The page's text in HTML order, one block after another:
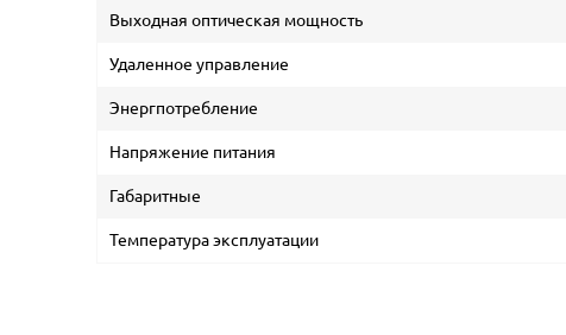
Выходная оптическая мощность
Удаленное управление
Энергпотребление
Напряжение питания
Габаритные
Температура эксплуатации